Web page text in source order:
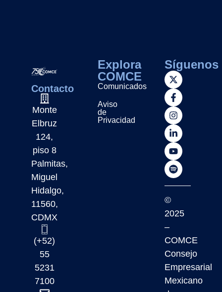
Contacto
Monte
Elbruz
124,
piso 8
Palmitas,
Miguel
Hidalgo,
11560,
CDMX
(+52)
55
5231
7100
Explora
COMCE
Comunicados
Aviso
de
Privacidad
Síguenos
©
2025
–
COMCE
Consejo
Empresarial
Mexicano